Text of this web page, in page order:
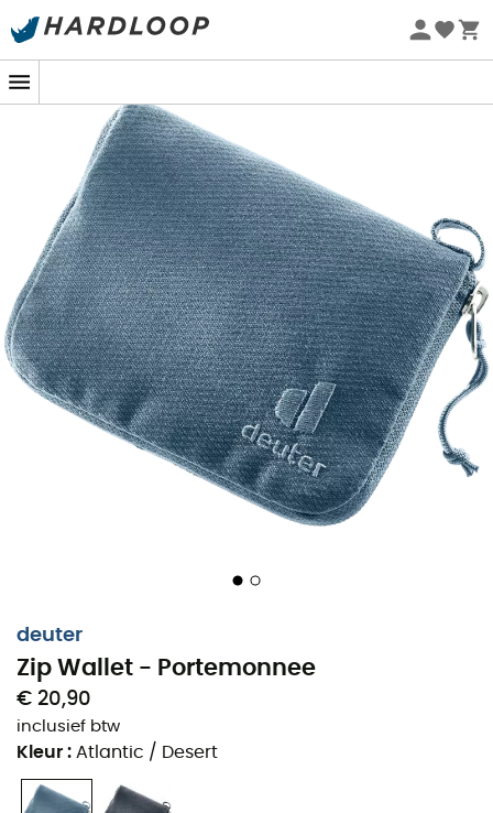
Zomeraanbiedingen 🔥 -5% EXTRA vanaf 2 producten* met
deuter
Zip Wallet - Portemonnee
€ 20,90
inclusief btw
Kleur : Atlantic / Desert
Of u nu aan het wandelen bent op de steile hellingen
van de Alpen of wacht op uw vlucht voor een verre
avontuur, deZip Wallet Portemonnee van Deuter
compartimenten